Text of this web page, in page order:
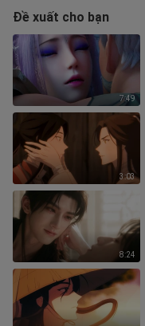
Đề xuất cho bạn
7:49
3:03
8:24